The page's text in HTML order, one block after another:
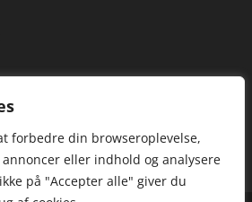
forbedre din browseroplevelse,
eller indhold og analysere
på "Accepter alle" giver du